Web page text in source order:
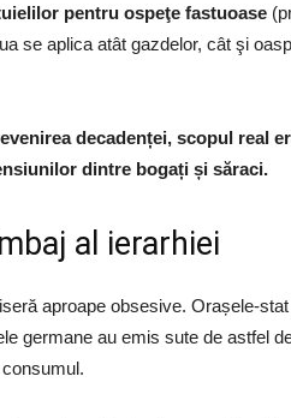
pentru ospeţe fastuoase
se aplica atât gazdelor, cât şi
decadenței, scopul real
dintre bogați și săraci.
al ierarhiei
aproape obsesive. Orașele-
germane au emis sute de astfel